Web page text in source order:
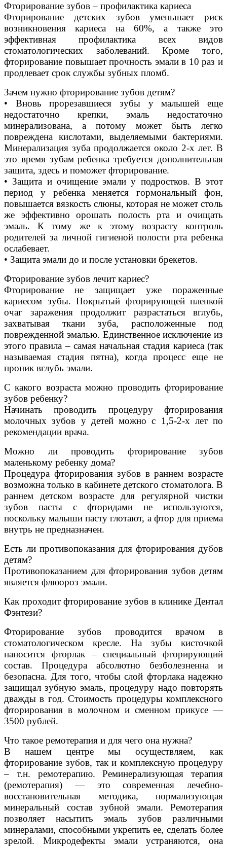
Фторирование зубов – профилактика кариеса
Фторирование детских зубов уменьшает риск
возникновения кариеса на 60%, а также это
эффективная профилактика всех видов
стоматологических заболеваний. Кроме того,
фторирование повышает прочность эмали в 10 раз и
продлевает срок службы зубных пломб.
Зачем нужно фторирование зубов детям?
• Вновь прорезавшиеся зубы у малышей еще
недостаточно крепки, эмаль недостаточно
минерализована, а потому может быть легко
повреждена кислотами, выделяемыми бактериями.
Минерализация зуба продолжается около 2-х лет. В
это время зубам ребенка требуется дополнительная
защита, здесь и поможет фторирование.
• Защита и очищение эмали у подростков. В этот
период у ребенка меняется гормональный фон,
повышается вязкость слюны, которая не может столь
же эффективно орошать полость рта и очищать
эмаль. К тому же к этому возрасту контроль
родителей за личной гигиеной полости рта ребенка
ослабевает.
• Защита эмали до и после установки брекетов.
Фторирование зубов лечит кариес?
Фторирование не защищает уже пораженные
кариесом зубы. Покрытый фторирующей пленкой
очаг заражения продолжит разрастаться вглубь,
захватывая ткани зуба, расположенные под
поврежденной эмалью. Единственное исключение из
этого правила – самая начальная стадия кариеса (так
называемая стадия пятна), когда процесс еще не
проник вглубь эмали.
С какого возраста можно проводить фторирование
зубов ребенку?
Начинать проводить процедуру фторирования
молочных зубов у детей можно с 1,5-2-х лет по
рекомендации врача.
Можно ли проводить фторирование зубов
маленькому ребенку дома?
Процедура фторирования зубов в раннем возрасте
возможна только в кабинете детского стоматолога. В
раннем детском возрасте для регулярной чистки
зубов пасты с фторидами не используются,
поскольку малыши пасту глотают, а фтор для приема
внутрь не предназначен.
Есть ли противопоказания для фторирования дубов
детям?
Противопоказанием для фторирования зубов детям
является флюороз эмали.
Как проходит фторирование зубов в клинике Дентал
Фэнтези?
Фторирование зубов проводится врачом в
стоматологическом кресле. На зубы кисточкой
наносится фторлак – специальный фторирующий
состав. Процедура абсолютно безболезненна и
безопасна. Для того, чтобы слой фторлака надежно
защищал зубную эмаль, процедуру надо повторять
дважды в год. Стоимость процедуры комплексного
фторирования в молочном и сменном прикусе —
3500 рублей.
Что такое ремотерапия и для чего она нужна?
В нашем центре мы осуществляем, как
фторирование зубов, так и комплексную процедуру
– т.н. ремотерапию. Реминерализующая терапия
(ремотерапия) — это современная лечебно-
восстановительная методика, нормализующая
минеральный состав зубной эмали. Ремотерапия
позволяет насытить эмаль зубов различными
минералами, способными укрепить ее, сделать более
зрелой. Микродефекты эмали устраняются, она